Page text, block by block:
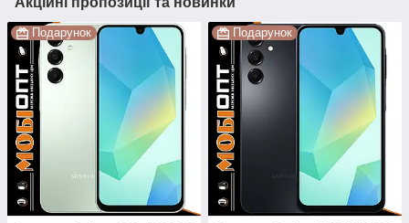
Подарунок Подарунок